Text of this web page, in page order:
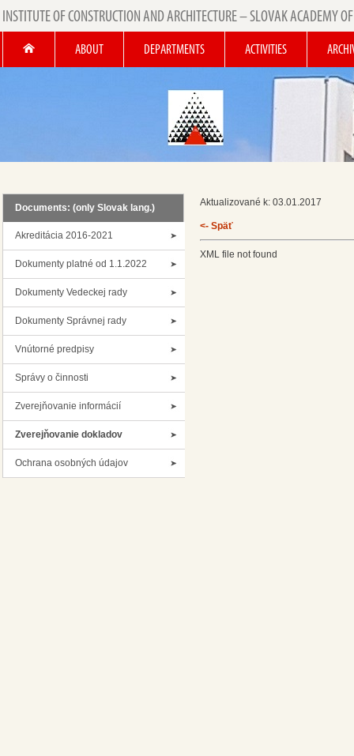
INSTITUTE OF CONSTRUCTION AND ARCHITECTURE – SLOVAK ACADEMY OF
ABOUT DEPARTMENTS ACTIVITIES
Documents: (only Slovak lang.)
Akreditácia 2016-2021
Dokumenty platné od 1.1.2022
Dokumenty Vedeckej rady
Dokumenty Správnej rady
Vnútorné predpisy
Správy o činnosti
Zverejňovanie informácií
Zverejňovanie dokladov
Ochrana osobných údajov
Aktualizované k: 03.01.2017
<- Späť
XML file not found